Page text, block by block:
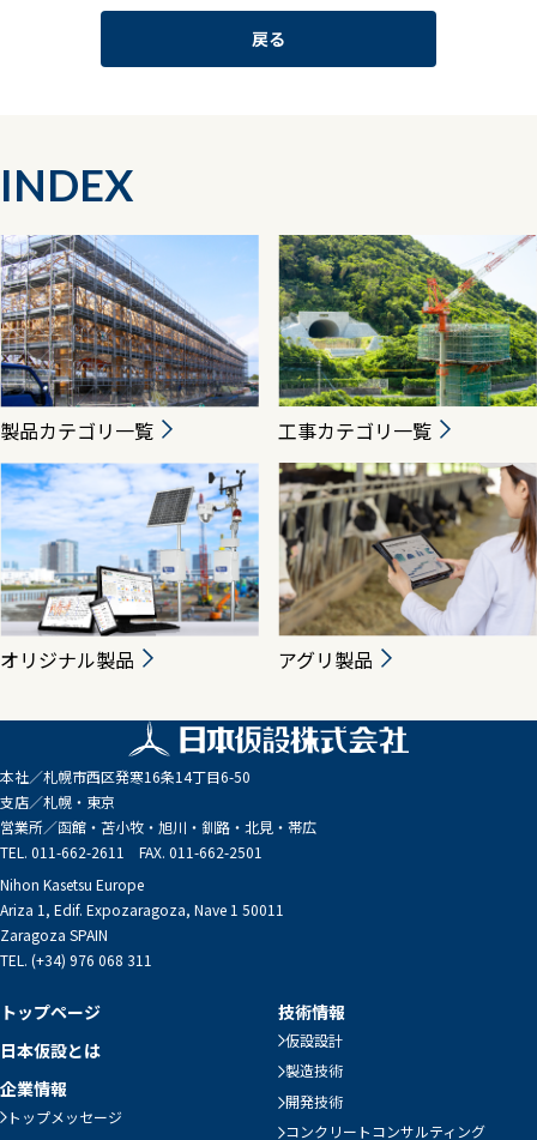
戻る
INDEX
製品カテゴリ一覧 工事カテゴリ一覧
オリジナル製品 アグリ製品
本社／札幌市西区発寒16条14丁目6-50
支店／札幌・東京
営業所／函館・苫小牧・旭川・釧路・北見・帯広
TEL. 011-662-2611 FAX. 011-662-2501
Nihon Kasetsu Europe
Ariza 1, Edif. Expozaragoza, Nave 1 50011
Zaragoza SPAIN
TEL. (+34) 976 068 311
トップページ
日本仮設とは
企業情報
トップメッセージ
技術情報
仮設設計
製造技術
開発技術
コンクリートコンサルティング